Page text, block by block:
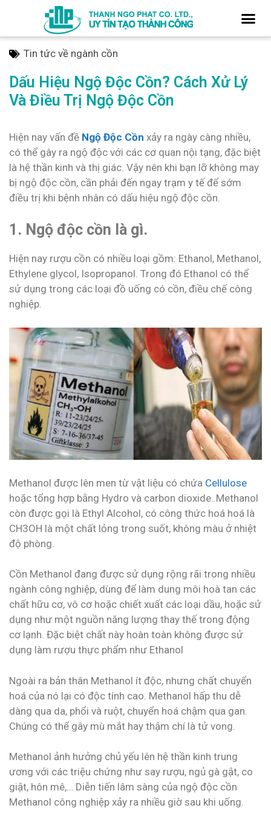
Tin tức về ngành cồn
Dấu Hiệu Ngộ Độc Cồn? Cách Xử Lý
Và Điều Trị Ngộ Độc Cồn
Hiện nay vấn đề Ngộ Độc Cồn xảy ra ngày càng nhiều,
có thể gây ra ngộ độc với các cơ quan nội tạng, đặc biệt
là hệ thần kinh và thị giác. Vậy nên khi bạn lỡ không may
bị ngộ độc cồn, cần phải đến ngay trạm y tế để sớm
điều trị khi bệnh nhân có dấu hiệu ngộ độc cồn.
1. Ngộ độc cồn là gì.
Hiện nay rượu cồn có nhiều loại gồm: Ethanol, Methanol,
Ethylene glycol, Isopropanol. Trong đó Ethanol có thể
sử dụng trong các loại đồ uống có cồn, điều chế công
nghiệp.
Methanol được lên men từ vật liệu có chứa Cellulose
hoặc tổng hợp bằng Hydro và carbon dioxide. Methanol
còn được gọi là Ethyl Alcohol, có công thức hoá hoá là
CH3OH là một chất lỏng trong suốt, không màu ở nhiệt
độ phòng.
Cồn Methanol đang được sử dụng rộng rãi trong nhiều
ngành công nghiệp, dùng để làm dung môi hoà tan các
chất hữu cơ, vô cơ hoặc chiết xuất các loại dầu, hoặc sử
dụng như một nguồn năng lượng thay thế trong động
cơ lạnh. Đặc biệt chất này hoàn toàn không được sử
dụng làm rượu thực phẩm như Ethanol
Ngoài ra bản thân Methanol ít độc, nhưng chất chuyển
hoá của nó lại có độc tính cao. Methanol hấp thu dễ
dàng qua da, phổi và ruột, chuyển hoá chậm qua gan.
Chúng có thể gây mù mắt hay thậm chí là tử vong.
Methanol ảnh hưởng chủ yếu lên hệ thần kinh trung
ương với các triệu chứng như say rượu, ngủ gà gật, co
giật, hôn mê,… Diễn tiến lâm sàng của ngộ độc cồn
Methanol công nghiệp xảy ra nhiều giờ sau khi uống.